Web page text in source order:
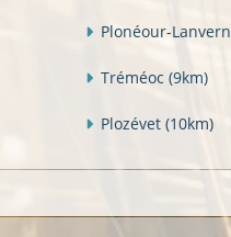
Plonéour-Lanvern
Tréméoc (9km)
Plozévet (10km)